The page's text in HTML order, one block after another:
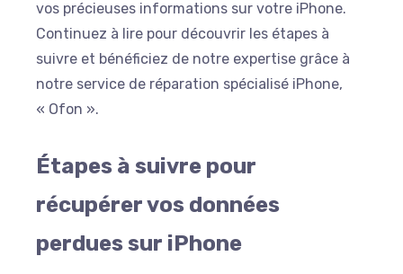
vos précieuses informations sur votre iPhone.
Continuez à lire pour découvrir les étapes à
suivre et bénéficiez de notre expertise grâce à
notre service de réparation spécialisé iPhone,
« Ofon ».
Étapes à suivre pour
récupérer vos données
perdues sur iPhone